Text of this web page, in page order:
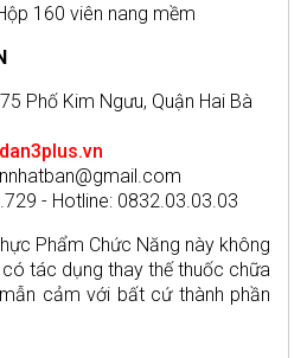
160 viên nang mềm
Phố Kim Ngưu, Quận Hai Bà
- Hotline: 0832.03.03.03
Phẩm Chức Năng này không
tác dụng thay thế thuốc chữa
cảm với bất cứ thành phần